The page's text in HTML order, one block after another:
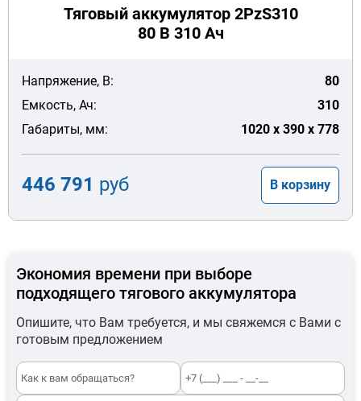
Тяговый аккумулятор 2PzS310
80 В 310 Ач
Напряжение, В:
80
Емкость, Ач:
310
Габариты, мм:
1020 x 390 x 778
446 791 руб В корзину
Экономия времени при выборе
подходящего тягового аккумулятора
Опишите, что Вам требуется, и мы свяжемся с Вами с
готовым предложением